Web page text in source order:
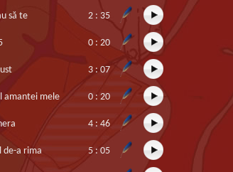
să te 2 : 35
0 : 20
3 : 07
amantei mele 0 : 20
4 : 46
de-a rima 5 : 05